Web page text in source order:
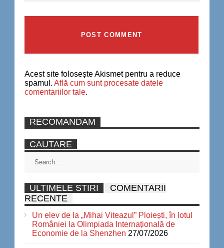
Acest site folosește Akismet pentru a reduce
spamul. Află cum sunt procesate datele
comentariilor tale.
RECOMANDAM
CAUTARE
ULTIMELE STIRI
COMENTARII
RECENTE
Un elev de la „Mihai Viteazul” Ploiești, în lotul
României la Olimpiada Internațională de
Economie de la Shenzhen 27/07/2026